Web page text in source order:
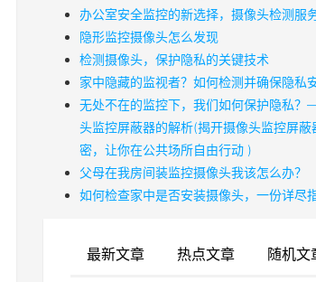
办公室安全监控的新选择，摄像头检测服
隐形监控摄像头怎么发现
检测摄像头，保护隐私的关键技术
家中隐藏的监视者？如何检测并确保隐私
无处不在的监控下，我们如何保护隐私
头监控屏蔽器的解析(揭开摄像头监控屏蔽
密，让你在公共场所自由行动 )
父母在我房间装监控摄像头我该怎么办？
如何检查家中是否安装摄像头，一份详尽
最新文章 热点文章 随机文